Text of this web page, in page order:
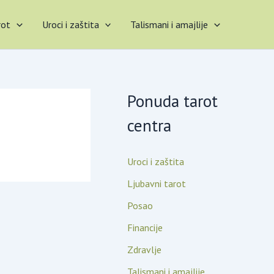
Uroci i zaštita Talismani i amajlije
Ponuda tarot
centra
Uroci i zaštita
Ljubavni tarot
Posao
Financije
Zdravlje